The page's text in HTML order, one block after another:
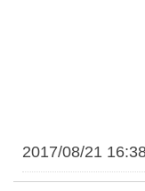
2017/08/21